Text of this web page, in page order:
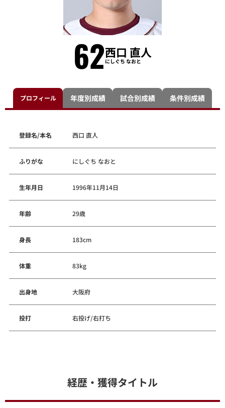
62西口 直人
にしぐち なおと
プロフィール 年度別成績 試合別成績 条件別成績
登録名/本名 西口 直人
ふりがな にしぐち なおと
生年月日 1996年11月14日
年齢 29歳
身長 183cm
体重 83kg
出身地 大阪府
投打 右投げ/右打ち
経歴・獲得タイトル